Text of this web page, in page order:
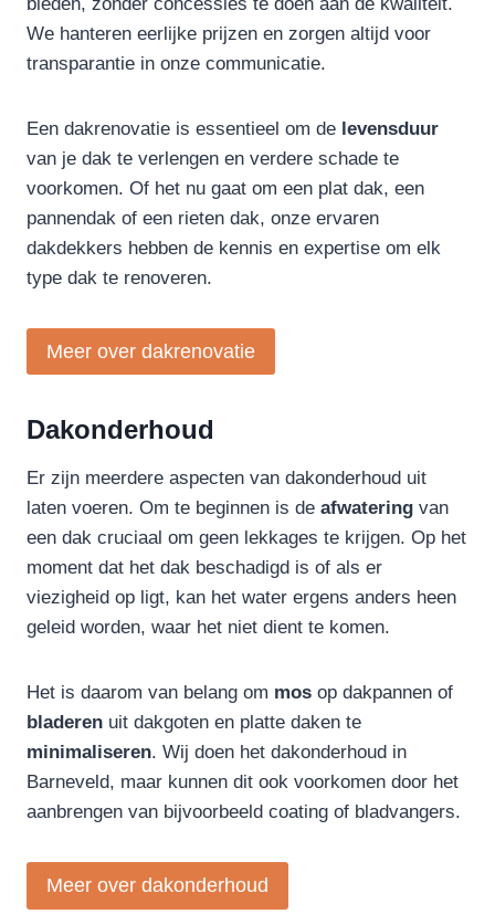
We hanteren eerlijke prijzen en zorgen altijd voor
transparantie in onze communicatie.
Een dakrenovatie is essentieel om de levensduur
van je dak te verlengen en verdere schade te
voorkomen. Of het nu gaat om een plat dak, een
pannendak of een rieten dak, onze ervaren
dakdekkers hebben de kennis en expertise om elk
type dak te renoveren.
Meer over dakrenovatie
Dakonderhoud
Er zijn meerdere aspecten van dakonderhoud uit
laten voeren. Om te beginnen is de afwatering van
een dak cruciaal om geen lekkages te krijgen. Op het
moment dat het dak beschadigd is of als er
viezigheid op ligt, kan het water ergens anders heen
geleid worden, waar het niet dient te komen.
Het is daarom van belang om mos op dakpannen of
bladeren uit dakgoten en platte daken te
minimaliseren. Wij doen het dakonderhoud in
Barneveld, maar kunnen dit ook voorkomen door het
aanbrengen van bijvoorbeeld coating of bladvangers.
Meer over dakonderhoud